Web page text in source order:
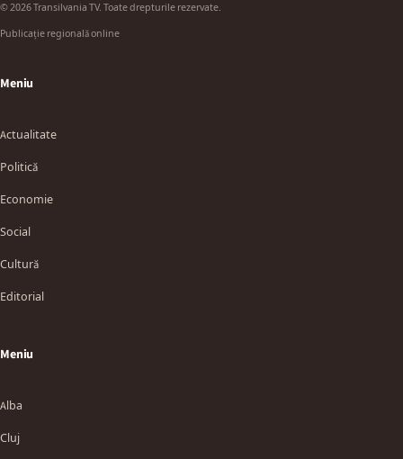
© 2026 Transilvania TV. Toate drepturile rezervate.
Publicație regională online
Meniu
Actualitate
Politică
Economie
Social
Cultură
Editorial
Meniu
Alba
Cluj